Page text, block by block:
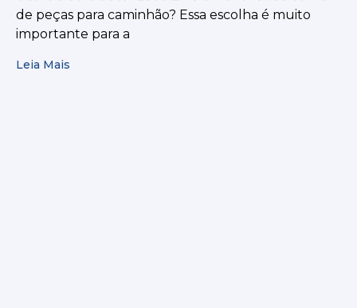
de peças para caminhão? Essa escolha é muito
importante para a
Leia Mais